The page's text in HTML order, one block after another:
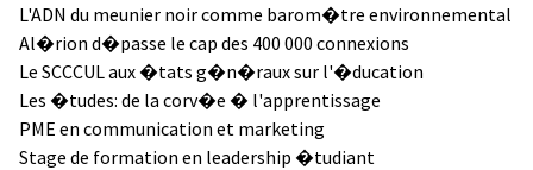
L'ADN du meunier noir comme barom�tre environnemental
Al�rion d�passe le cap des 400 000 connexions
Le SCCCUL aux �tats g�n�raux sur l'�ducation
Les �tudes: de la corv�e � l'apprentissage
PME en communication et marketing
Stage de formation en leadership �tudiant